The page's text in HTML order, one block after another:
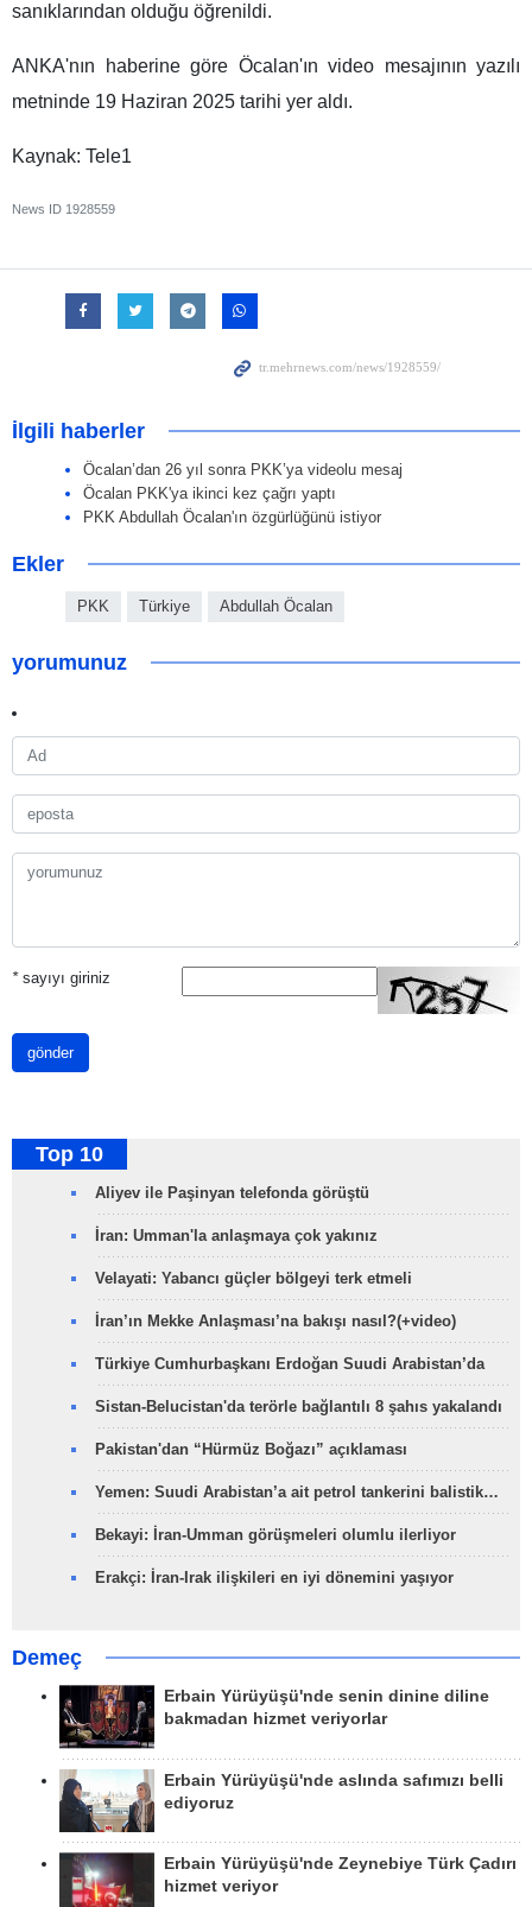
sanıklarından olduğu öğrenildi.
ANKA'nın haberine göre Öcalan'ın video mesajının yazılı
metninde 19 Haziran 2025 tarihi yer aldı.
Kaynak: Tele1
News ID 1928559
İlgili haberler
Öcalan’dan 26 yıl sonra PKK’ya videolu mesaj
Öcalan PKK'ya ikinci kez çağrı yaptı
PKK Abdullah Öcalan'ın özgürlüğünü istiyor
Ekler
PKK Türkiye Abdullah Öcalan
yorumunuz
*sayıyı giriniz
gönder
Top 10
Aliyev ile Paşinyan telefonda görüştü
İran: Umman'la anlaşmaya çok yakınız
Velayati: Yabancı güçler bölgeyi terk etmeli
İran’ın Mekke Anlaşması’na bakışı nasıl?(+video)
Türkiye Cumhurbaşkanı Erdoğan Suudi Arabistan’da
Sistan-Belucistan'da terörle bağlantılı 8 şahıs yakalandı
Pakistan'dan “Hürmüz Boğazı” açıklaması
Yemen: Suudi Arabistan’a ait petrol tankerini balistik…
Bekayi: İran-Umman görüşmeleri olumlu ilerliyor
Erakçi: İran-Irak ilişkileri en iyi dönemini yaşıyor
Demeç
Erbain Yürüyüşü'nde senin dinine diline
bakmadan hizmet veriyorlar
Erbain Yürüyüşü'nde aslında safımızı belli
ediyoruz
Erbain Yürüyüşü'nde Zeynebiye Türk Çadırı
hizmet veriyor